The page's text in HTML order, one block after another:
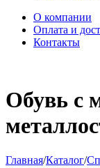
О компании
Оплата и
Контакты
Обувь с
Главная/Каталог/